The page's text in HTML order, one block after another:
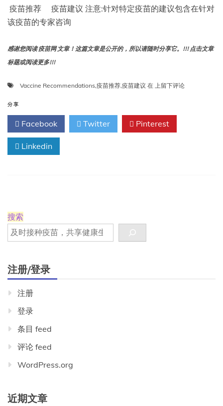
疫苗推荐 疫苗建议 注意:针对特定疫苗的建议包含在针对
该疫苗的专家咨询
感谢您阅读 疫苗网 文章！这篇文章是公开的，所以请随时分享它。!!! 点击文章
标题或阅读更多!!!
Vaccine Recommendations,疫苗推荐,疫苗建议 在 疫
荐
上留下评论
分享
Facebook Twitter Pinterest
Linkedin
搜索
注册/登录
注册
登录
条目 feed
评论 feed
WordPress.org
近期文章